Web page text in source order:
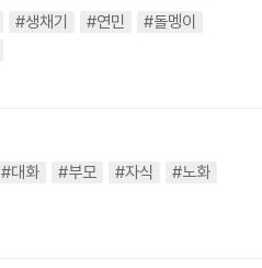
#생채기 #연민
#돌멩이
#대화 #부모 #자식
#노화